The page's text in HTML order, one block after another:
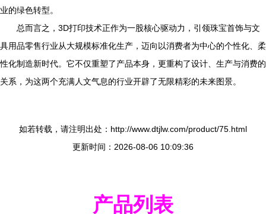
业的绿色转型。
总而言之，3D打印技术正作为一股核心驱动力，引领珠宝首饰与文
具用品零售行业从大规模标准化生产，迈向以消费者为中心的个性化、柔
性化制造新时代。它不仅重塑了产品本身，更重构了设计、生产与消费的
关系，为这两个充满人文气息的行业开辟了无限精彩的未来图景。
如若转载，请注明出处：http://www.dtjlw.com/product/75.html
更新时间：2026-08-06 10:09:36
产品列表